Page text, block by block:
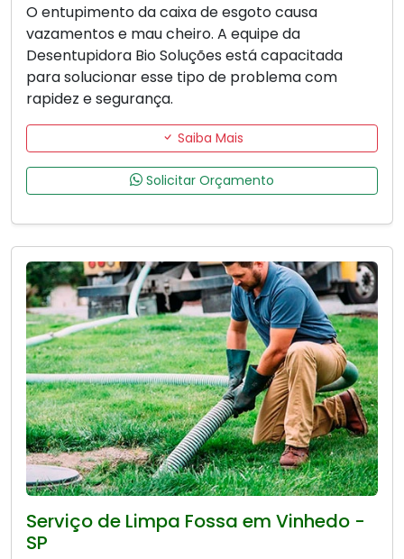
O entupimento da caixa de esgoto causa
vazamentos e mau cheiro. A equipe da
Desentupidora Bio Soluções está capacitada
para solucionar esse tipo de problema com
rapidez e segurança.
Saiba Mais
Solicitar Orçamento
Serviço de Limpa Fossa em Vinhedo -
SP